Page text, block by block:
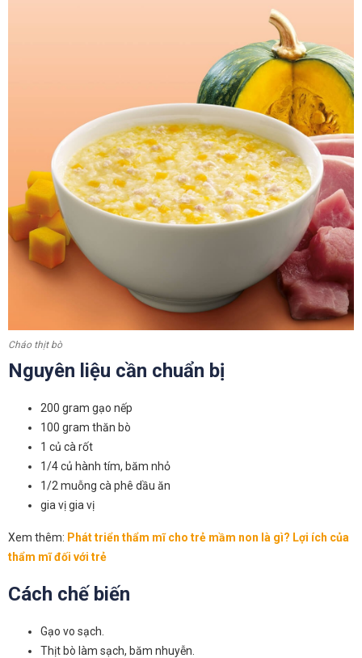
Cháo thịt bò
Nguyên liệu cần chuẩn bị
200 gram gạo nếp
100 gram thăn bò
1 củ cà rốt
1/4 củ hành tím, băm nhỏ
1/2 muỗng cà phê dầu ăn
gia vị gia vị
Xem thêm: Phát triển thẩm mĩ cho trẻ mầm non là gì? Lợi ích của
thẩm mĩ đối với trẻ
Cách chế biến
Gạo vo sạch.
Thịt bò làm sạch, băm nhuyễn.